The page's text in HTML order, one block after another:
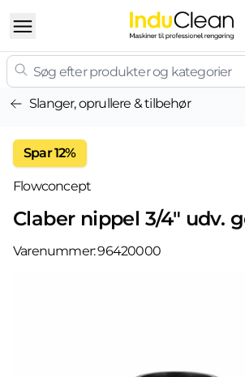
Slanger, oprullere & tilbehør
Spar 12%
Flowconcept
Claber nippel 3/4" udv.
Varenummer:96420000